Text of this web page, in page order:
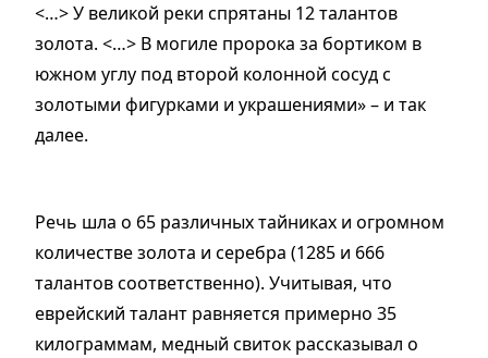
<…> У великой реки спрятаны 12 талантов
золота. <…> В могиле пророка за бортиком в
южном углу под второй колонной сосуд с
золотыми фигурками и украшениями»– и так
далее.
Речь шла о 65 различных тайниках и огромном
количестве золота и серебра (1285 и 666
талантов соответственно). Учитывая, что
еврейский талант равняется примерно 35
килограммам, медный свиток рассказывал о